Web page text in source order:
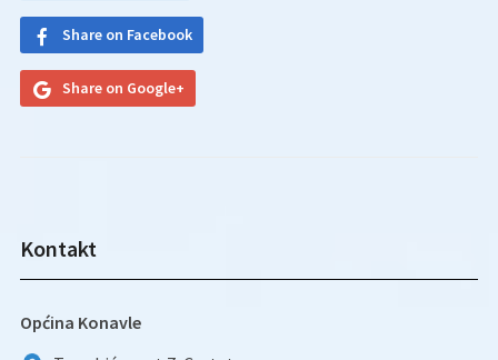
Share on Facebook
Share on Google+
Kontakt
Općina Konavle